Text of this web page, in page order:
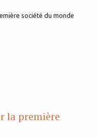
la première